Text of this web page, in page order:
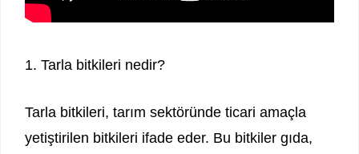
1. Tarla bitkileri nedir?
Tarla bitkileri, tarım sektöründe ticari amaçla
yetiştirilen bitkileri ifade eder. Bu bitkiler gıda,